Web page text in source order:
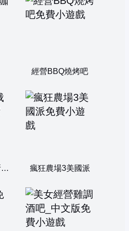
經營BBQ燒烤吧
瘋狂農場3俄羅斯輪盤 瘋狂農場3美國派